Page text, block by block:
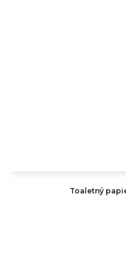
Toaletný